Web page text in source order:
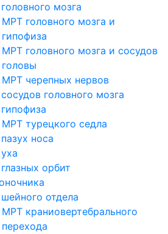
мозга
МРТ головного мозга и
гипофиза
МРТ головного мозга и сосудов
головы
МРТ черепных нервов
головного мозга
МРТ турецкого седла
носа
орбит
отдела
МРТ краниовертебрального
перехода